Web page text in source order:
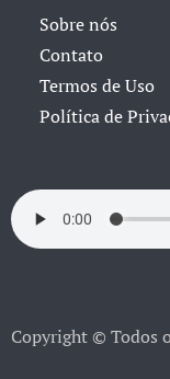
Sobre nós
Contato
Termos de Uso
Política de
Copyright © Todos